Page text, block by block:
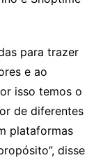
para trazer
e ao
isso temos o
de diferentes
plataformas
disse